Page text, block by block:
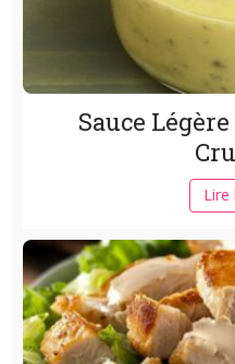
Sauce
Lire